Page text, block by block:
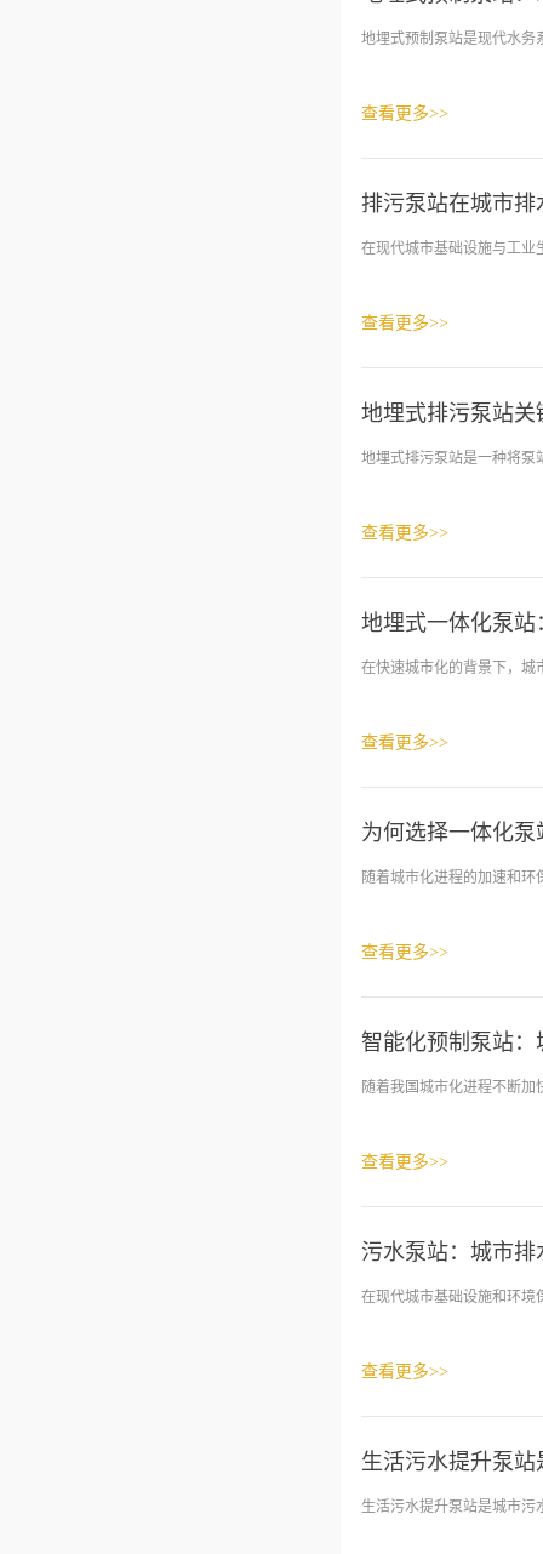
地埋式预制泵站是现代水务
查看更多>>
排污泵站在城市
在现代城市基础设施与工业
查看更多>>
地埋式排污泵站
地埋式排污泵站是一种将泵
查看更多>>
地埋式一体化泵
在快速城市化的背景下，城
查看更多>>
为何选择一体化
随着城市化进程的加速和
查看更多>>
智能化预制泵站：
随着我国城市化进程不断
查看更多>>
污水泵站：城市
在现代城市基础设施和环境
查看更多>>
生活污水提升泵
生活污水提升泵站是城市污